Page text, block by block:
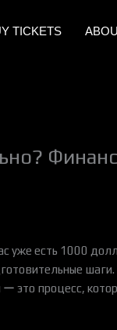
TICKETS
уже есть 1000
это процесс,